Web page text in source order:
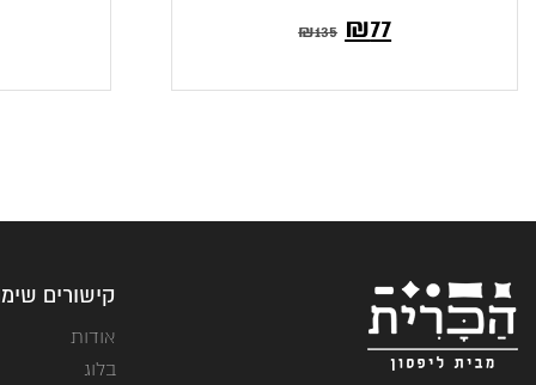
₪135 המחיר
₪77המחיר
קישורים
אודות
בלוג